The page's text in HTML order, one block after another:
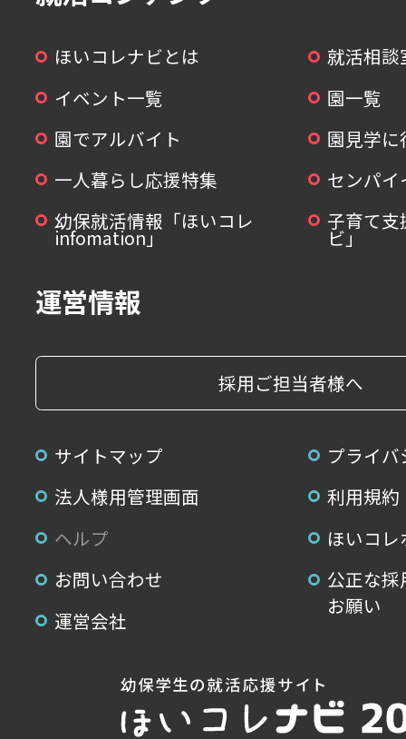
ほいコレナビとは
就活相談
イベント一覧
園一覧
園でアルバイト
園見学
一人暮らし応援特集
センパ
幼保就活情報「ほいコレ
infomation」
子育て支
ビ」
運営情報
採用ご担当者様へ
サイトマップ
プライ
法人様用管理画面
利用規約
ヘルプ
ほいコ
お問い合わせ
公正な
お願い
運営会社